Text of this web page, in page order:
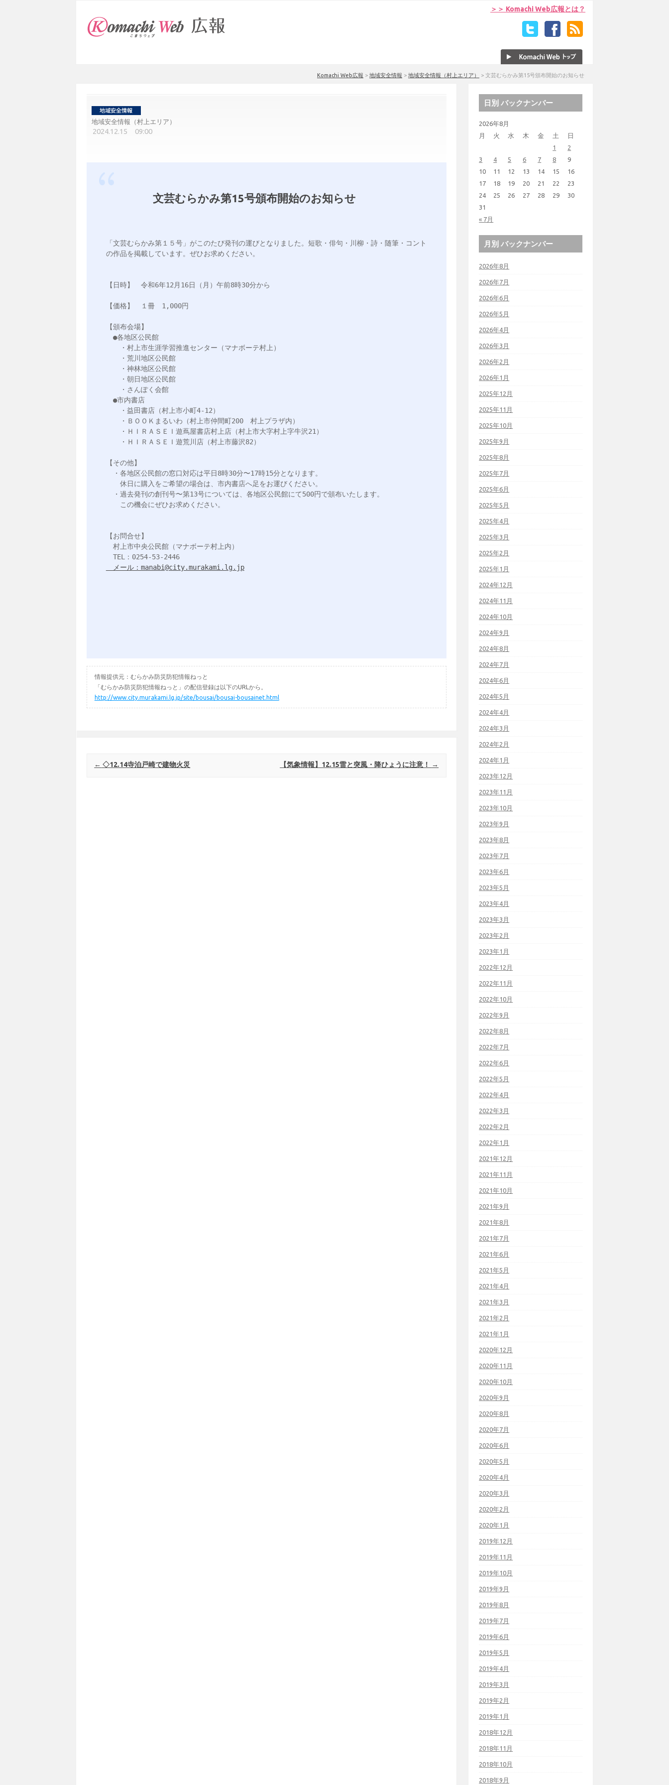
＞＞ Komachi Web広報とは？
Komachi Web広報 > 地域安全情報 > 地域安全情報（村上エリア） > 文芸むらかみ第15号頒布開始のお知らせ
地域安全情報（村上エリア）
2024.12.15 09:00
文芸むらかみ第15号頒布開始のお知らせ
「文芸むらかみ第１５号」がこのたび発刊の運びとなりました。短歌・俳句・川柳・詩・随筆・コント
の作品を掲載しています。ぜひお求めください。
【日時】　令和6年12月16日（月）午前8時30分から
【価格】　１冊　1,000円
【頒布会場】
●各地区公民館
・村上市生涯学習推進センター（マナボーテ村上）
・荒川地区公民館
・神林地区公民館
・朝日地区公民館
・さんぽく会館
●市内書店
・益田書店（村上市小町4-12）
・ＢＯＯＫまるいわ（村上市仲間町200　村上プラザ内）
・ＨＩＲＡＳＥＩ遊蔦屋書店村上店（村上市大字村上字牛沢21）
・ＨＩＲＡＳＥＩ遊荒川店（村上市藤沢82）
【その他】
・各地区公民館の窓口対応は平日8時30分〜17時15分となります。
休日に購入をご希望の場合は、市内書店へ足をお運びください。
・過去発刊の創刊号〜第13号については、各地区公民館にて500円で頒布いたします。
この機会にぜひお求めください。
【お問合せ】
村上市中央公民館（マナボーテ村上内）
TEL：0254-53-2446
メール：manabi@city.murakami.lg.jp
情報提供元：むらかみ防災防犯情報ねっと
「むらかみ防災防犯情報ねっと」の配信登録は以下のURLから。
http://www.city.murakami.lg.jp/site/bousai/bousai-bousainet.html
Post navigation
← ◇12.14寺泊戸崎で建物火災 【気象情報】12.15雷と突風・降ひょうに注意！ →
日別 バックナンバー
2026年8月
月
火 水 木 金 土 日
« 7月
1
2
3
4 5 6 7 8
9
10
11 12 13 14 15
16
17
18 19 20 21 22
23
24
25 26 27 28 29
30
31
月別 バックナンバー
2026年8月
2026年7月
2026年6月
2026年5月
2026年4月
2026年3月
2026年2月
2026年1月
2025年12月
2025年11月
2025年10月
2025年9月
2025年8月
2025年7月
2025年6月
2025年5月
2025年4月
2025年3月
2025年2月
2025年1月
2024年12月
2024年11月
2024年10月
2024年9月
2024年8月
2024年7月
2024年6月
2024年5月
2024年4月
2024年3月
2024年2月
2024年1月
2023年12月
2023年11月
2023年10月
2023年9月
2023年8月
2023年7月
2023年6月
2023年5月
2023年4月
2023年3月
2023年2月
2023年1月
2022年12月
2022年11月
2022年10月
2022年9月
2022年8月
2022年7月
2022年6月
2022年5月
2022年4月
2022年3月
2022年2月
2022年1月
2021年12月
2021年11月
2021年10月
2021年9月
2021年8月
2021年7月
2021年6月
2021年5月
2021年4月
2021年3月
2021年2月
2021年1月
2020年12月
2020年11月
2020年10月
2020年9月
2020年8月
2020年7月
2020年6月
2020年5月
2020年4月
2020年3月
2020年2月
2020年1月
2019年12月
2019年11月
2019年10月
2019年9月
2019年8月
2019年7月
2019年6月
2019年5月
2019年4月
2019年3月
2019年2月
2019年1月
2018年12月
2018年11月
2018年10月
2018年9月